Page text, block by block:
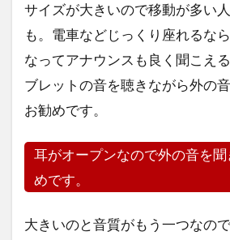
サイズが大きいので移動が多い
も。電車などじっくり座れるな
なってアナウンスも良く聞こえ
ブレットの音を聴きながら外の
お勧めです。
耳がオープンなので外の音を
めです。
大きいのと音質がもう一つなの